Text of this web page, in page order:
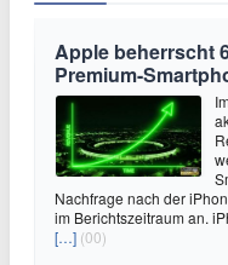
Apple beherrscht
Premium-
Nachfrage nach der
im Berichtszeitraum an.
[…] (00)